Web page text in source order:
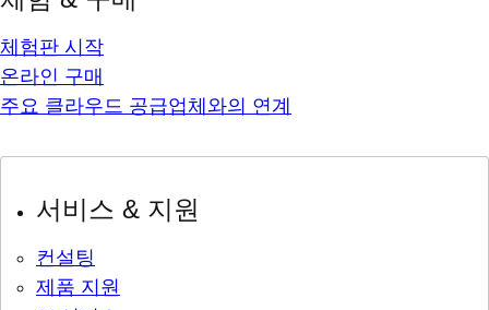
체험판 시작
온라인 구매
주요 클라우드 공급업체와의 연계
서비스 & 지원
컨설팅
제품 지원